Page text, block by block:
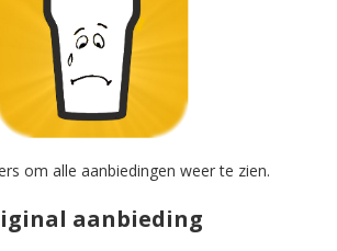
om alle aanbiedingen weer te zien.
aanbieding